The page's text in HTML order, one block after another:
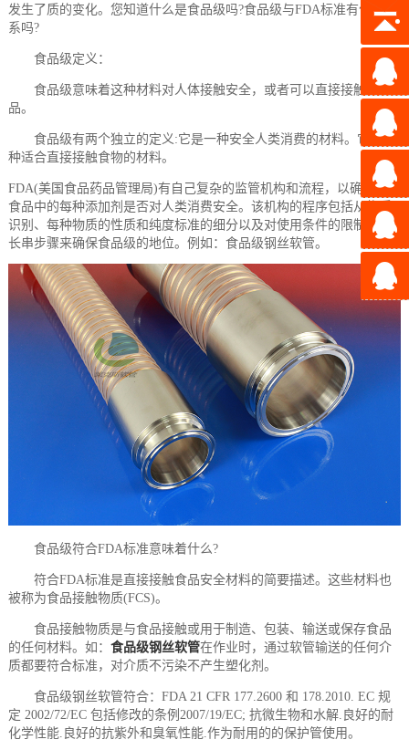
发生了质的变化。您知道什么是食品级吗?食品级与FDA标准有什么关
系吗?
食品级定义：
食品级意味着这种材料对人体接触安全，或者可以直接接触食
品。
食品级有两个独立的定义:它是一种安全人类消费的材料。它是一
种适合直接接触食物的材料。
FDA(美国食品药品管理局)有自己复杂的监管机构和流程，以确定特定
食品中的每种添加剂是否对人类消费安全。该机构的程序包括从物质
识别、每种物质的性质和纯度标准的细分以及对使用条件的限制等一
长串步骤来确保食品级的地位。例如：食品级钢丝软管。
食品级符合FDA标准意味着什么?
符合FDA标准是直接接触食品安全材料的简要描述。这些材料也
被称为食品接触物质(FCS)。
食品接触物质是与食品接触或用于制造、包装、输送或保存食品
的任何材料。如： 食品级钢丝软管在作业时，通过软管输送的任何介
质都要符合标准，对介质不污染不产生塑化剂。
食品级钢丝软管符合：FDA 21 CFR 177.2600 和 178.2010. EC 规
定 2002/72/EC 包括修改的条例2007/19/EC; 抗微生物和水解.良好的耐
化学性能.良好的抗紫外和臭氧性能.作为耐用的的保护管使用。